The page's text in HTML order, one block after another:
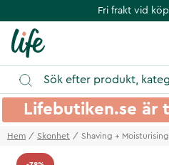
Fri frakt vid
Lifebutiken.se är
Hem Skonhet Shaving + Moisturising